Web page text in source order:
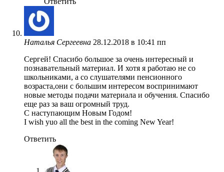
Наталья Сергеевна 28.12.2018 в 10:41 пп
Сергей! Спасибо большое за очень интересный и
познавательный материал. И хотя я работаю не со
школьниками, а со слушателями пенсионного
возраста,они с большим интересом воспринимают
новые методы подачи материала и обучения. Спасибо
еще раз за ваш огромный труд.
С наступающим Новым Годом!
I wish yuo all the best in the coming New Year!
Ответить